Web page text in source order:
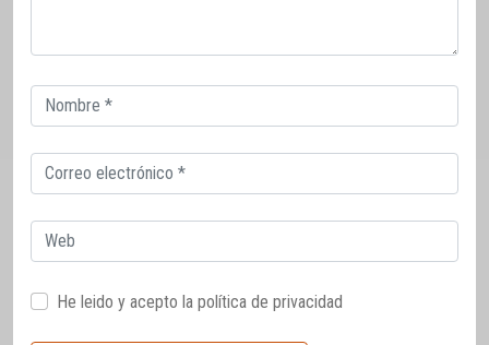
Correo
electrónico
Correo
electrónico
Web
He leido y acepto la política de privacidad